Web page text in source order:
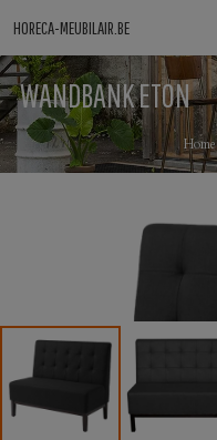
HORECA-MEUBILAIR.BE
WANDBANK ETON
Home